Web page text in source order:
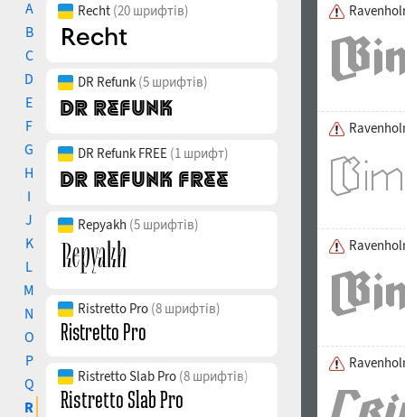
A
B
C
D
E
F
G
H
I
J
K
L
M
N
O
P
Q
R
Recht (20 шрифтів)
DR Refunk (5 шрифтів)
DR Refunk FREE (1 шрифт)
Repyakh (5 шрифтів)
Ristretto Pro (8 шрифтів)
Ristretto Slab Pro (8 шрифтів)
додатках
році.